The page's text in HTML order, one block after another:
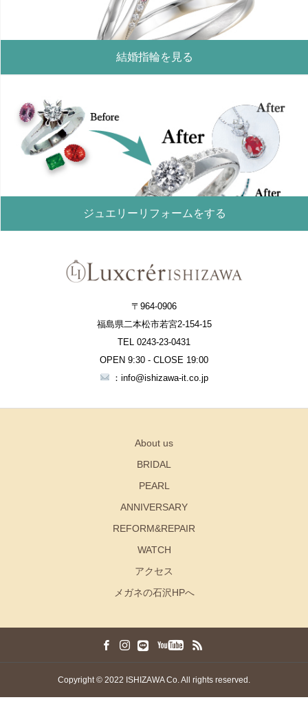
結婚指輪を見る
ジュエリーリフォームをする
〒964-0906
福島県二本松市若宮2-154-15
TEL 0243-23-0431
OPEN 9:30 - CLOSE 19:00
：info@ishizawa-it.co.jp
About us
BRIDAL
PEARL
ANNIVERSARY
REFORM&REPAIR
WATCH
アクセス
メガネの石沢HPへ
Copyright © 2022 ISHIZAWA Co. All rights reserved.